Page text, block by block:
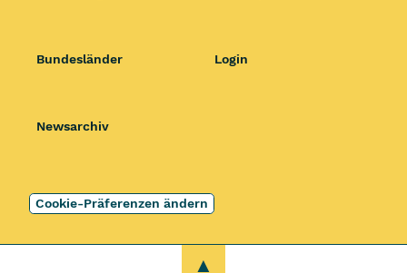
Bundesländer
Newsarchiv
Login
Cookie-Präferenzen ändern
zum Anfang dieser
▲